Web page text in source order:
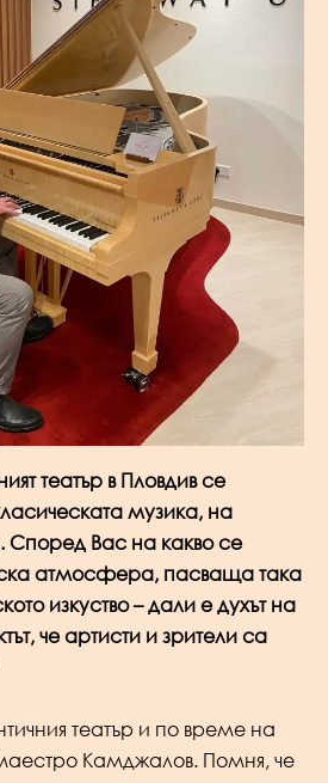
театър в Пловдив се
музика, на
Според Вас на какво се
атмосфера, пасваща така
изкуство – дали е духът на
че артисти и зрители са
театър и по време на
Камджалов. Помня, че